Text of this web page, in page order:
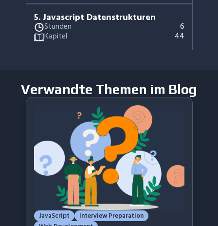
5.Javascript Datenstrukturen
Stunden 6
Kapitel 44
Verwandte Themen im Blog
JavaScript
Interview Preparation